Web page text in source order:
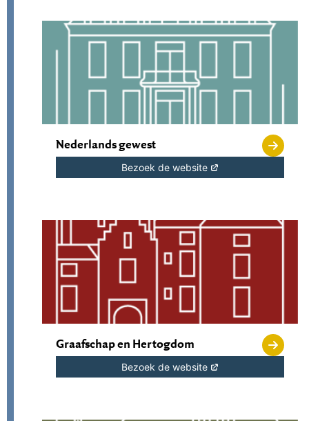
Nederlands gewest
Bezoek de website
Graafschap en Hertogdom
Bezoek de website